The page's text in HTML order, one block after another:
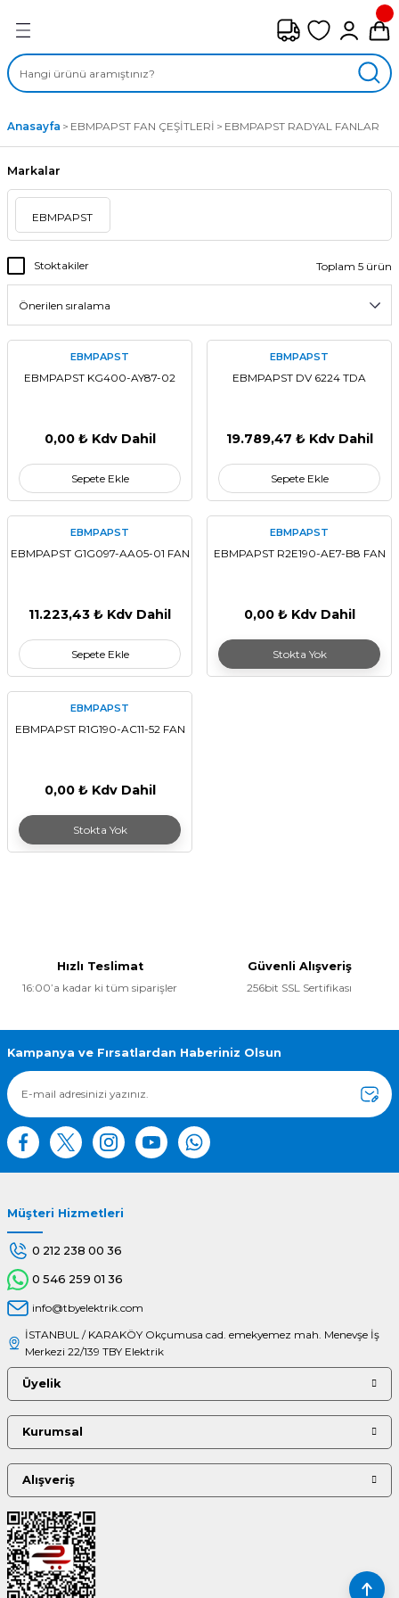
ÇEŞİTLERİ
SIVAMALI FANLAR
FANLAR
FANLAR
Anasayfa EBMPAPST FAN ÇEŞİTLERİ EBMPAPST RADYAL FANLAR
Markalar
EBMPAPST
Stoktakiler Toplam 5 ürün
EBMPAPST
EBMPAPST KG400-AY87-02
0,00 ₺ Kdv Dahil
Sepete Ekle
EBMPAPST
EBMPAPST DV 6224 TDA
19.789,47 ₺ Kdv Dahil
Sepete Ekle
EBMPAPST
EBMPAPST G1G097-AA05-01 FAN
11.223,43 ₺ Kdv Dahil
Sepete Ekle
EBMPAPST
EBMPAPST R2E190-AE7-B8 FAN
0,00 ₺ Kdv Dahil
Stokta Yok
EBMPAPST
EBMPAPST R1G190-AC11-52 FAN
0,00 ₺ Kdv Dahil
Stokta Yok
Hızlı Teslimat
16:00’a kadar ki tüm siparişler
Güvenli Alışveriş
256bit SSL Sertifikası
Kampanya ve Fırsatlardan Haberiniz Olsun
Müşteri Hizmetleri
0 212 238 00 36
0 546 259 01 36
info@tbyelektrik.com
İSTANBUL / KARAKÖY Okçumusa cad. emekyemez mah. Menevşe İş
Merkezi 22/139 TBY Elektrik
Üyelik
Kurumsal
Alışveriş